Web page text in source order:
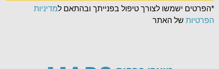
*הפרטים ישמשו לצורך טיפול בפנייתך ובהתאם למדיניות
הפרטיות של האתר